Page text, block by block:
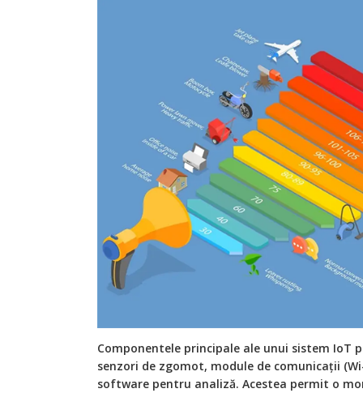
Componentele principale ale unui sistem IoT
senzori de zgomot, module de comunicații
software pentru analiză. Acestea permit o